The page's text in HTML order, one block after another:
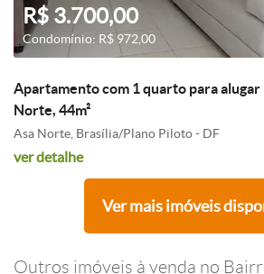
R$ 3.700,00
Condomínio: R$ 972,00
Apartamento com 1 quarto para alugar
Norte, 44m²
Asa Norte, Brasília/Plano Piloto - DF
ver detalhe
Ver mais imóveis
Outros imóveis à venda no